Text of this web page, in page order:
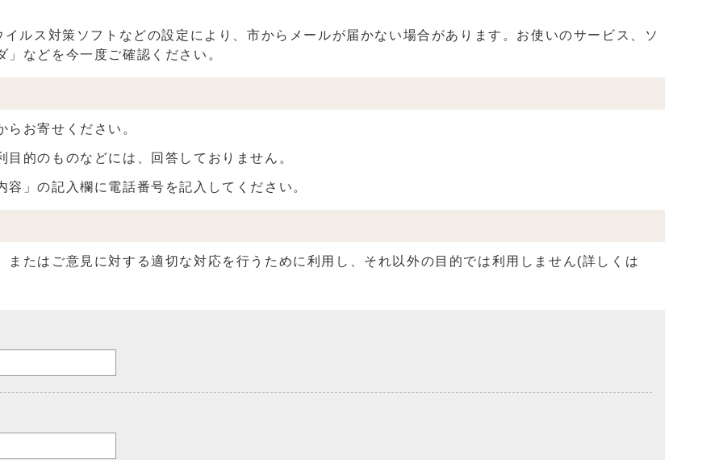
ルス対策ソフトなどの設定により、市からメールが届かない場合があります。お使いのサービス、ソ
などを今一度ご確認ください。
らお寄せください。
的のものなどには、回答しておりません。
」の記入欄に電話番号を記入してください。
たはご意見に対する適切な対応を行うために利用し、それ以外の目的では利用しません(詳しくは